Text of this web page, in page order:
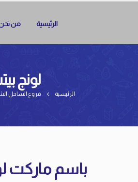
الرئيسية من
لونج
الرئيسية فروع الساحل
باسم ماركت